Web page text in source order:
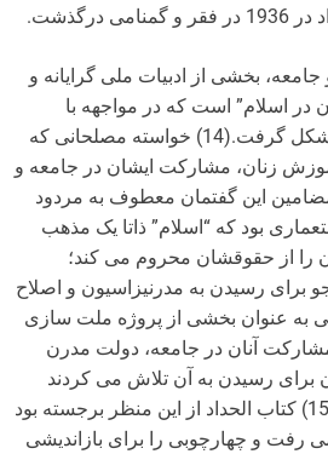
بخشی از ادبیات ملی گرایانه و
در اسلام” است که در مواجهه با
قدرتهای استعماری غربی شکل گرفت.(14) خواسته مصلحانی که
زنان، مشارکت ایشان در جامعه و
این گفتمان معطوف به مردود
بود که “اسلام” ذاتا یک مذهب
را از حقوقشان محروم می کند؛
رسیدن به مدرنیزاسیون و اصلاح
به عنوان بخشی از پروژه ملت سازی
آنان در جامعه، دولت مدرن
رسیدن به آن تلاش می کردند
نمی توانست محقق شود.(15) کتاب الحداد از این منظر برجسته بود
رفت و چهارچوبی را برای بازاندیشی